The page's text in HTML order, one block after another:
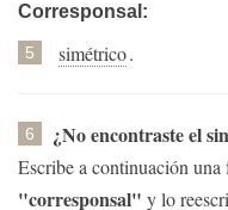
Corresponsal:
5 simétrico.
6 ¿No encontraste el
Escribe a continuación una
"corresponsal" y lo